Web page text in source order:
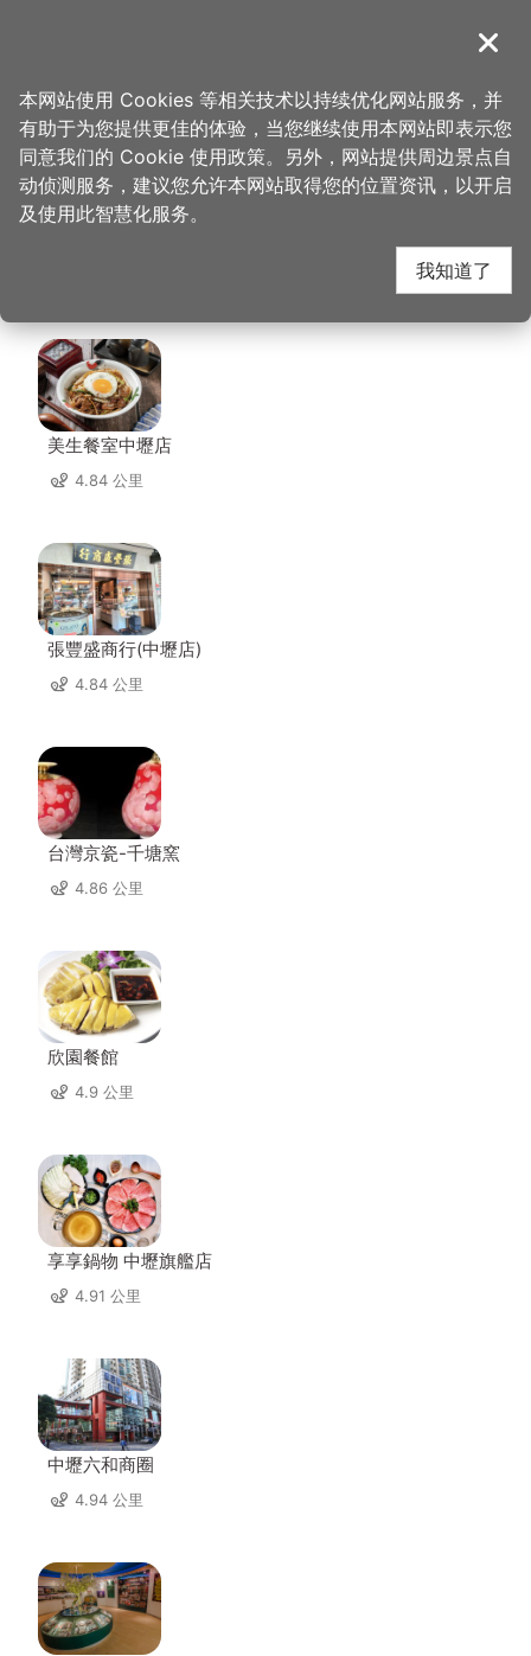
導覽
首页 > 想去的地方 > 美食、购物 > 美茶吧mayteabar
美茶吧mayteabar 周
边店家
美生餐室中壢店
4.84 公里
張豐盛商行(中壢店)
4.84 公里
台灣京瓷-千塘窯
4.86 公里
欣園餐館
4.9 公里
享享鍋物 中壢旗艦店
4.91 公里
中壢六和商圈
4.94 公里
关闭
本网站使用 Cookies 等相关技术以持续优化网站服务，并
有助于为您提供更佳的体验，当您继续使用本网站即表示您
同意我们的 Cookie 使用政策。另外，网站提供周边景点自
动侦测服务，建议您允许本网站取得您的位置资讯，以开启
及使用此智慧化服务。
我知道了